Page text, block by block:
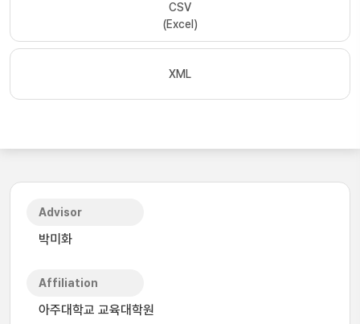
CSV
(Excel)
XML
Advisor
박미화
Affiliation
아주대학교 교육대학원